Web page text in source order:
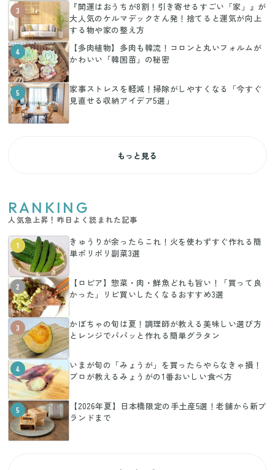
3
『開運はおうちが8割！引き寄せるすごい「家」』が
大人気のケルマデックさん発！捨てると運気が向上
する物や家の整え方
4
【多肉植物】多肉も韓流！コロンと丸いフォルムが
かわいい「韓国苗」の秘密
5
家事ストレスを軽減！掃除がしやすくなる「今すぐ
見直せる収納アイデア5選」
もっと見る
RANKING
人気急上昇！昨日よく読まれた記事
1
きゅうりが余ったらこれ！火を使わずすぐ作れる簡
単ポリポリ副菜3選
2
【ロピア】惣菜・肉・鮮魚どれも旨い！「買って良
かった」リピ買いしたくなるおすすめ3選
3
かぼちゃの旬は夏！調理師が教える美味しい選び方
とレンジでパパッと作れる簡単グラタン
4
いまが旬の「みょうが」を買ったらやらなきゃ損！
プロが教えるみょうがの1番おいしい食べ方
5
【2026年夏】日本橋限定の手土産5選！老舗から新ブ
ランドまで